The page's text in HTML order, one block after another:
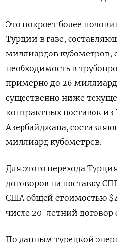
Это покроет более
Турции в газе,
миллиардов кубометров,
необходимость в
примерно до 26
существенно ниже
контрактных поставок из
Азербайджана,
миллиард кубометров.
Для этого перехода
договоров на поставку
США общей стоимостью
числе 20-летний договор
По данным турецкой